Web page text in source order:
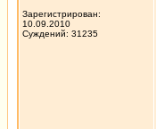
Зарегистрирован:
10.09.2010
Суждений: 31235